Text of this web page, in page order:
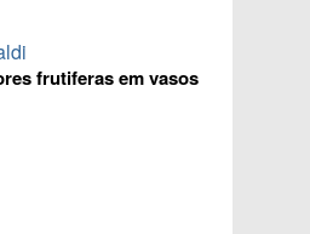
frutiferas em vasos